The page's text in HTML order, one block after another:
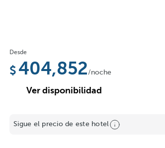
Desde
404,852/noche
Ver disponibilidad
Sigue el precio de este hotel